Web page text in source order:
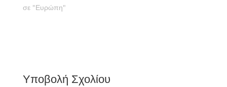
σε "Ευρώπη"
Υποβολή Σχολίου